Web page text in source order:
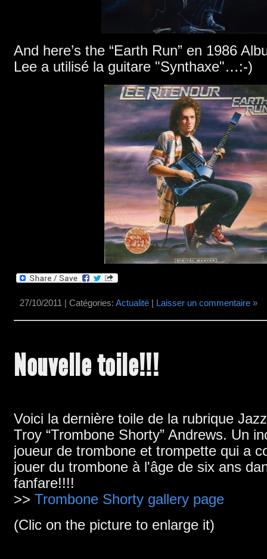
And here’s the “Earth Run” en 1986
Lee a utilisé la guitare "Synthaxe"…:-)
27/10/2011 | Catégories: Actualité Laisser un commentaire »
Nouvelle toile!!!
Voici la dernière toile de la rubrique
Troy “Trombone Shorty” Andrews. Un
joueur de trombone et trompette qui a
jouer du trombone à l'âge de six ans
fanfare!!!!
>> Trombone Shorty gallery page
(Clic on the picture to enlarge it)